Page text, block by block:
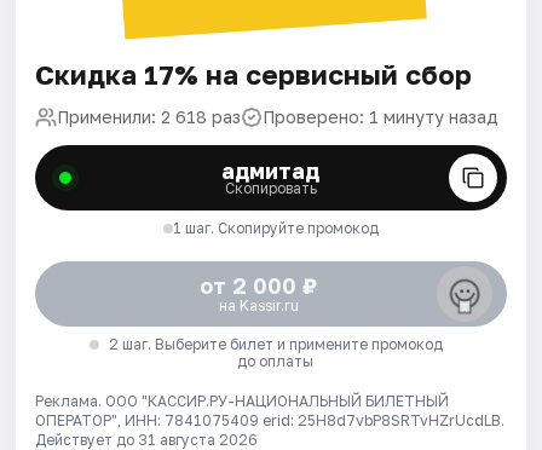
Скидка 17% на сервисный сбор
Применили: 2 618 раз Проверено: 1 минуту назад
адмитад
Скопировать
1 шаг. Скопируйте промокод
от 2 000 ₽
на Kassir.ru
2 шаг. Выберите билет и примените промокод
до оплаты
Реклама. ООО "КАССИР.РУ-НАЦИОНАЛЬНЫЙ БИЛЕТНЫЙ
ОПЕРАТОР", ИНН: 7841075409 erid: 25H8d7vbP8SRTvHZrUcdLB.
Действует до 31 августа 2026